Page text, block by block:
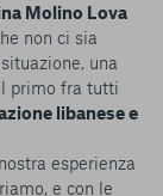
Molino Lova
non ci sia
una
primo fra tutti
libanese e
esperienza
e con le